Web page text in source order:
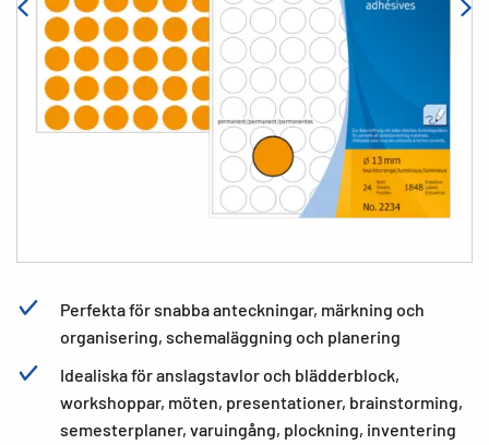
Perfekta för snabba anteckningar, märkning och
organisering, schemaläggning och planering
Idealiska för anslagstavlor och blädderblock,
workshoppar, möten, presentationer, brainstorming,
semesterplaner, varuingång, plockning, inventering